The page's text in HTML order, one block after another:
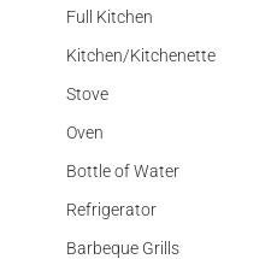
Full Kitchen
Kitchen/Kitchenette
Stove
Oven
Bottle of Water
Refrigerator
Barbeque Grills